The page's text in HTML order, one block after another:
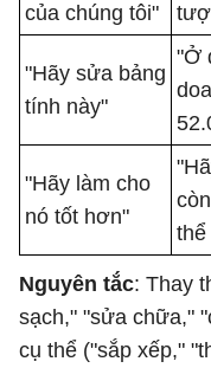
của chúng tôi"
"Hãy sửa bảng
tính này"
"Ở
"Hãy làm cho
nó tốt hơn"
Nguyên tắc: Thay
sạch," "sửa chữa,"
cụ thể ("sắp xếp,"